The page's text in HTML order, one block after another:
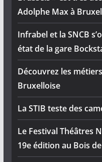
Adolphe Max à
Infrabel et la SNCB
état de la gare
Découvrez les
Bruxelloise
La STIB teste des
Le Festival Théâtres
19e édition au Bois